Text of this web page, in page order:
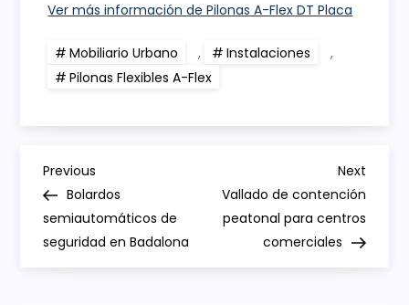
Ver más información de Pilonas A-Flex DT Placa
Mobiliario Urbano , Instalaciones
,
Pilonas Flexibles A-Flex
N
a
v
Previous
Post
Previous
Bolardos
semiautomáticos de
seguridad en Badalona
Next
Post
Next
Vallado de contención
peatonal para centros
comerciales